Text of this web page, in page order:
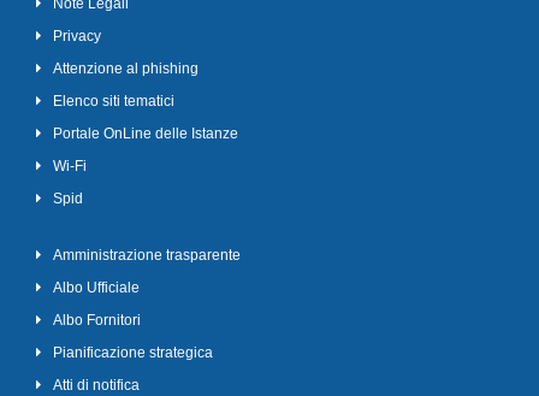
Note Legali
Privacy
Attenzione al phishing
Elenco siti tematici
Portale OnLine delle Istanze
Wi-Fi
Spid
Amministrazione trasparente
Albo Ufficiale
Albo Fornitori
Pianificazione strategica
Atti di notifica